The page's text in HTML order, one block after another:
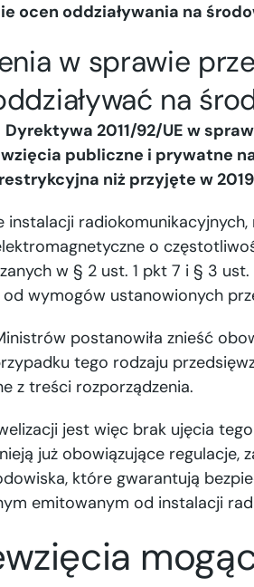
ocen oddziaływania na
w sprawie
na
Dyrektywa 2011/92/UE w
publiczne i prywatne
niż przyjęte w
instalacji
o
w § 2 ust. 1 pkt 7 i § 3
wymogów ustanowionych
postanowiła znieść
tego rodzaju
z treści rozporządzenia.
jest więc brak ujęcia
już obowiązujące regulacje,
które gwarantują
emitowanym od instalacji